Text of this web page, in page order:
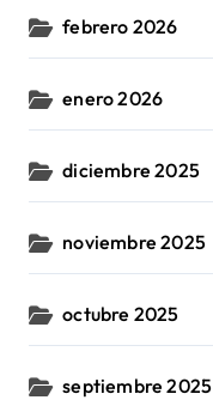
febrero 2026
enero 2026
diciembre 2025
noviembre 2025
octubre 2025
septiembre 2025